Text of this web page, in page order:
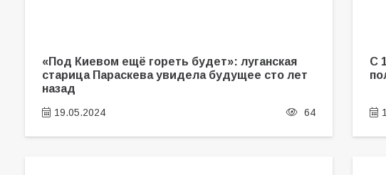
«Под Киевом ещё гореть будет»: луганская
старица Параскева увидела будущее сто лет
назад
19.05.2024 64
С